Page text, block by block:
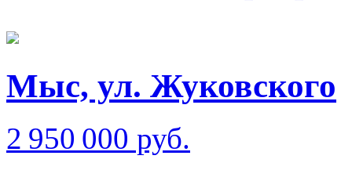
Мыс, ул. Жуковского
2 950 000 руб.